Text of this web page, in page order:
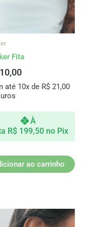
Fita
até 10x de R$21,00
À
R$ 199,50 no Pix
ao carrinho